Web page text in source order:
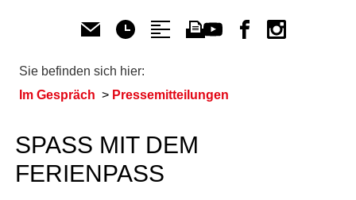
Sie befinden sich hier:
Im Gespräch
Pressemitteilungen
SPASS MIT DEM F
ERIENPASS